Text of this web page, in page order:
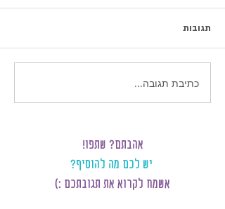
תגובות
כתיבת תגובה...
אהבתם? שתפו!
יש לכם מה להוסיף?
אשמח לקרוא את תגובתכם :)